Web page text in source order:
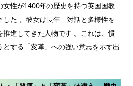
女性が1400年の歴史を持つ英国国教
した 。彼女は長年、対話と多様性を
推進してきた人物です 。これは、慣
とする「変革」への強い意志を示す出